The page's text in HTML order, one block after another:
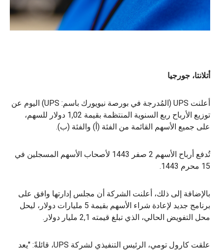
أتلانتا، جورجيا
أعلنت UPS (المُدرجة في بورصة نيويورك باسم: UPS) اليوم عن
توزيع الأرباح ربع السنوية المنتظمة بقيمة 1,02 دولار للسهم،
على جميع الأسهم القائمة من الفئة (أ) والفئة (ب).
تُدفع أرباح الأسهم 2 صفر 1443 لأصحاب الأسهم المسجلين في
15 محرم 1443.
بالإضافة إلى ذلك، أعلنت الشركة أن مجلس إدارتها وافق على
برنامج جديد لإعادة شراء الأسهم بقيمة 5 مليارات دولار، ليحل
محل التفويض الحالي، الذي تبلغ قيمته 2,1 مليار دولار.
علقت كارول تومي، الرئيس التنفيذي لشركة UPS، قائلةً: "يعد